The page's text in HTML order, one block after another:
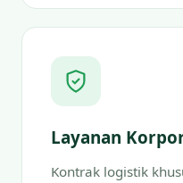
Layanan
Kontrak logistik